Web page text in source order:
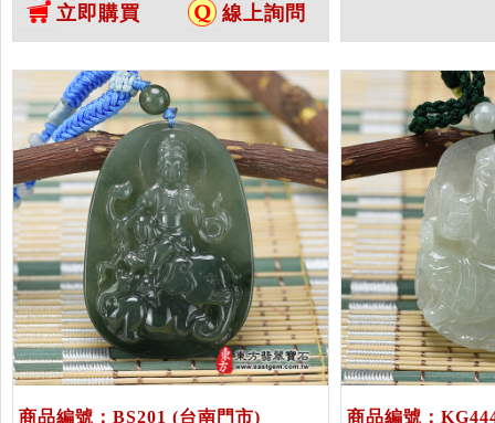
立即購買 線上詢問
商品編號：BS201 (台南門市) 商品編號：